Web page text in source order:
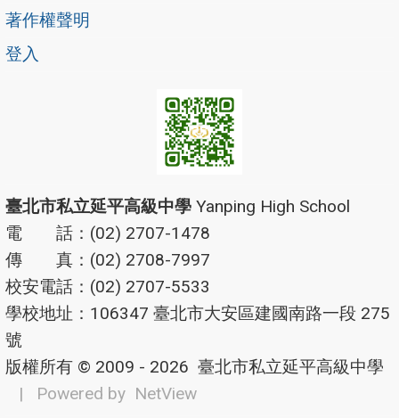
著作權聲明
登入
臺北市私立延平高級中學 Yanping High School
電 話：(02) 2707-1478
傳 真：(02) 2708-7997
校安電話：(02) 2707-5533
學校地址：106347 臺北市大安區建國南路一段 275
號
版權所有 © 2009 - 2026 臺北市私立延平高級中學
| Powered by NetView